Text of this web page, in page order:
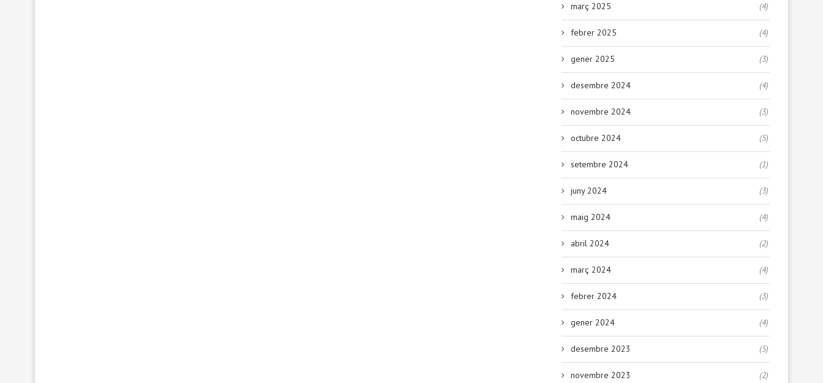
març 2025 (4)
febrer 2025 (4)
gener 2025 (3)
desembre 2024 (4)
novembre 2024 (3)
octubre 2024 (5)
setembre 2024 (1)
juny 2024 (3)
maig 2024 (4)
abril 2024 (2)
març 2024 (4)
febrer 2024 (3)
gener 2024 (4)
desembre 2023 (5)
novembre 2023 (2)